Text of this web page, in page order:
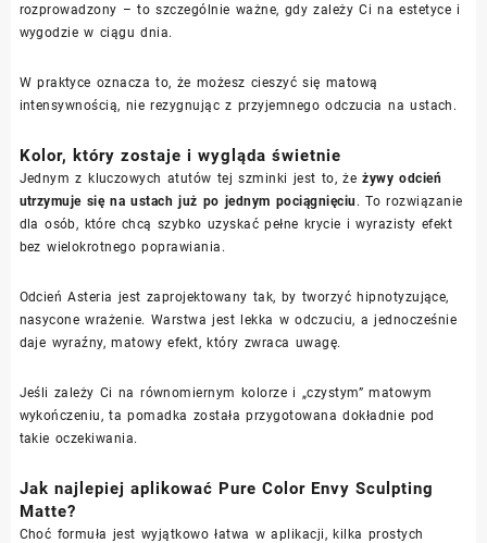
rozprowadzony – to szczególnie ważne, gdy zależy Ci na estetyce i
wygodzie w ciągu dnia.
W praktyce oznacza to, że możesz cieszyć się matową
intensywnością, nie rezygnując z przyjemnego odczucia na ustach.
Kolor, który zostaje i wygląda świetnie
Jednym z kluczowych atutów tej szminki jest to, żeżywy odcień
utrzymuje się na ustach już po jednym pociągnięciu . To rozwiązanie
dla osób, które chcą szybko uzyskać pełne krycie i wyrazisty efekt
bez wielokrotnego poprawiania.
Odcień Asteria jest zaprojektowany tak, by tworzyć hipnotyzujące,
nasycone wrażenie. Warstwa jest lekka w odczuciu, a jednocześnie
daje wyraźny, matowy efekt, który zwraca uwagę.
Jeśli zależy Ci na równomiernym kolorze i „czystym” matowym
wykończeniu, ta pomadka została przygotowana dokładnie pod
takie oczekiwania.
Jak najlepiej aplikować Pure Color Envy Sculpting
Matte?
Choć formuła jest wyjątkowo łatwa w aplikacji, kilka prostych